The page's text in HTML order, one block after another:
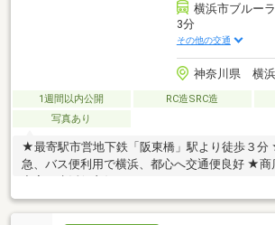
横浜市ブルー
3分
その他の交通
神奈川県 横
1週間以内公開 RC造SRC造
写真あり
★最寄駅市営地下鉄「阪東橋」駅より徒歩３
急、バス便利用で横浜、都心へ交通便良好 ★商
充実で生活便良好